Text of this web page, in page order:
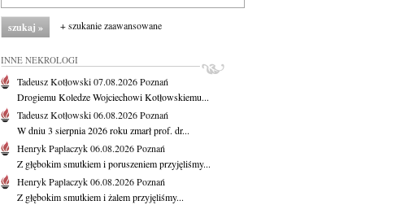
+ szukanie zaawansowane
INNE NEKROLOGI
Tadeusz Kotłowski07.08.2026Poznań
Drogiemu Koledze Wojciechowi Kotłowskiemu...
Tadeusz Kotłowski06.08.2026Poznań
W dniu 3 sierpnia 2026 roku zmarł prof. dr...
Henryk Paplaczyk06.08.2026Poznań
Z głębokim smutkiem i poruszeniem przyjęliśmy...
Henryk Paplaczyk06.08.2026Poznań
Z głębokim smutkiem i żalem przyjęliśmy...